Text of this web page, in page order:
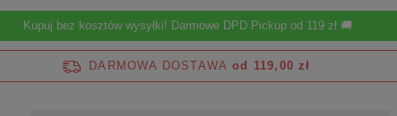
Kupuj bez kosztów wysyłki! Darmowe DPD Pickup od 119 zł 🚚
DARMOWA DOSTAWA od 119,00 zł